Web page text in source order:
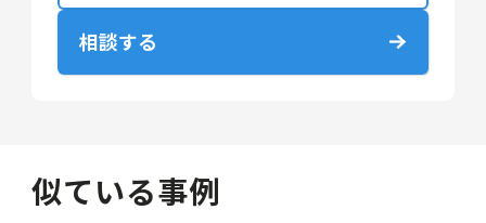
相談する
似ている事例